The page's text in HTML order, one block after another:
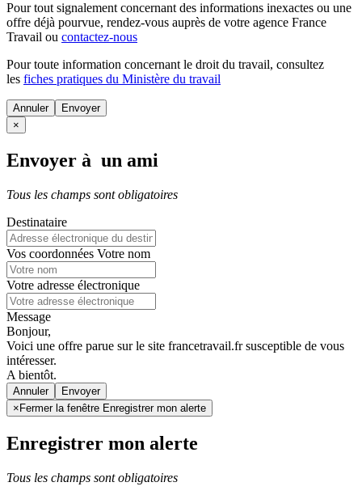
Pour tout signalement concernant des informations inexactes ou une
offre déjà pourvue, rendez-vous auprès de votre agence France
Travail ou contactez-nous
Pour toute information concernant le droit du travail, consultez
les fiches pratiques du Ministère du travail
Annuler
×
Envoyer à un ami
Tous les champs sont obligatoires
Destinataire
Vos coordonnées Votre nom
Votre adresse électronique
Message
Bonjour,
Voici une offre parue sur le site francetravail.fr susceptible de vous
intéresser.
A bientôt.
Annuler
× Fermer la fenêtre Enregistrer mon alerte
Enregistrer mon alerte
Tous les champs sont obligatoires